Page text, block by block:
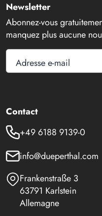
Newsletter
Abonnez-vous
manquez plus aucune
Adresse e-mail
Contact
+49 6188 9139-0
info@dueperthal.com
Frankenstraße 3
63791 Karlstein
Allemagne